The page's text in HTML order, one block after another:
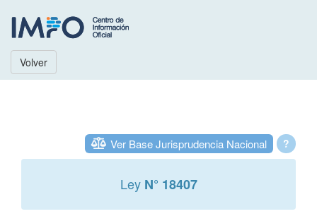
Volver
?
Ver Base Jurisprudencia Nacional
Ley N° 18407